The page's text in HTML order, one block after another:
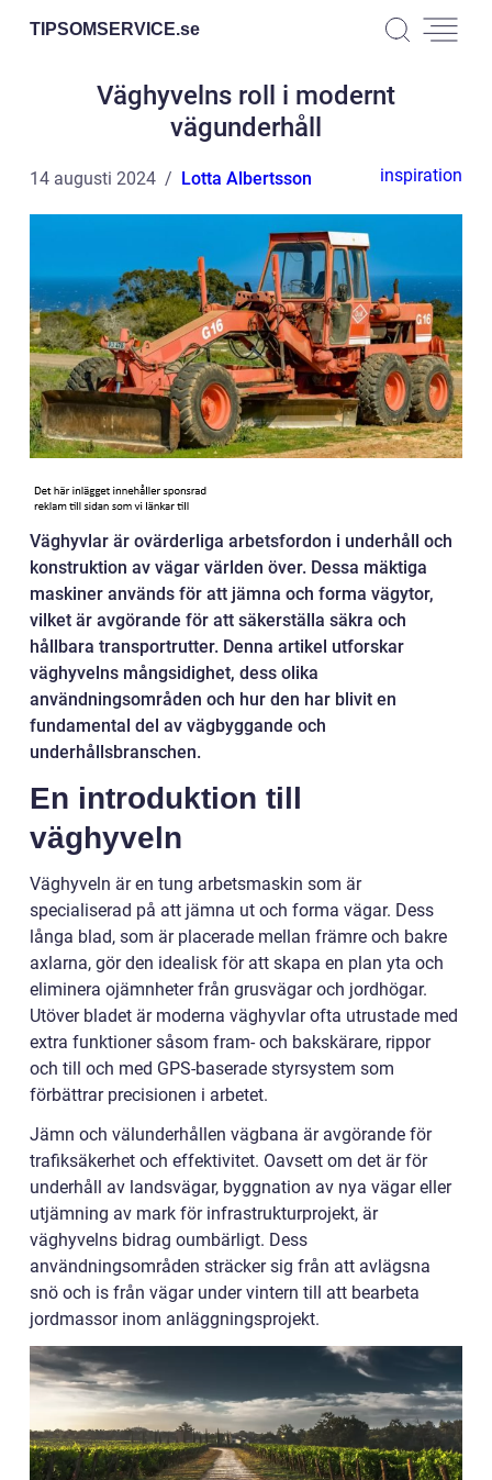
TIPSOMSERVICE.se
Väghyvelns roll i modernt
vägunderhåll
14 augusti 2024 Lotta Albertsson inspiration
Väghyvlar är ovärderliga arbetsfordon i underhåll och
konstruktion av vägar världen över. Dessa mäktiga
maskiner används för att jämna och forma vägytor,
vilket är avgörande för att säkerställa säkra och
hållbara transportrutter. Denna artikel utforskar
väghyvelns mångsidighet, dess olika
användningsområden och hur den har blivit en
fundamental del av vägbyggande och
underhållsbranschen.
En introduktion till
väghyveln
Väghyveln är en tung arbetsmaskin som är
specialiserad på att jämna ut och forma vägar. Dess
långa blad, som är placerade mellan främre och bakre
axlarna, gör den idealisk för att skapa en plan yta och
eliminera ojämnheter från grusvägar och jordhögar.
Utöver bladet är moderna väghyvlar ofta utrustade med
extra funktioner såsom fram- och bakskärare, rippor
och till och med GPS-baserade styrsystem som
förbättrar precisionen i arbetet.
Jämn och välunderhållen vägbana är avgörande för
trafiksäkerhet och effektivitet. Oavsett om det är för
underhåll av landsvägar, byggnation av nya vägar eller
utjämning av mark för infrastrukturprojekt, är
väghyvelns bidrag oumbärligt. Dess
användningsområden sträcker sig från att avlägsna
snö och is från vägar under vintern till att bearbeta
jordmassor inom anläggningsprojekt.